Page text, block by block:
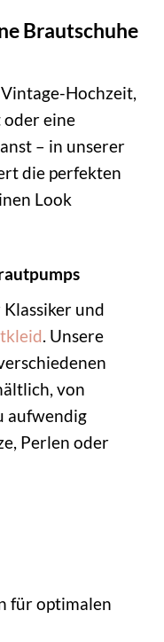
Brautschuhe
Hochzeit,
eine
– in unserer
die perfekten
Look
und
. Unsere
von
aufwendig
Perlen oder
für optimalen